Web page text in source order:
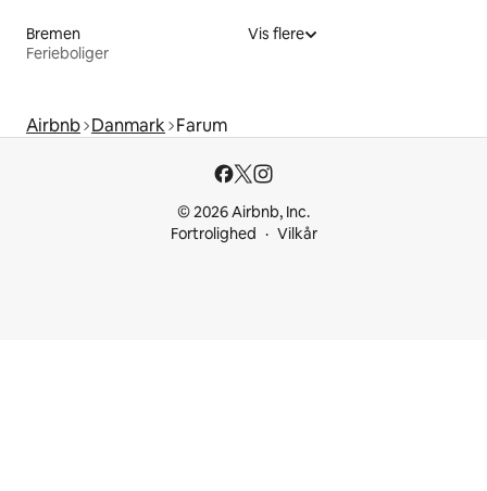
Bremen
Ferieboliger
Vis flere
Airbnb Danmark Farum
© 2026 Airbnb, Inc.
Fortrolighed
Vilkår